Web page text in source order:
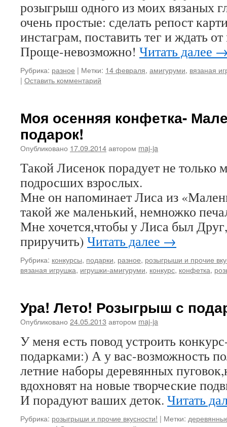
розыгрыш одного из моих вязаных
очень простые: сделать репост
инстаграм, поставить тег и ждать
Проще-невозможно! Читать далее
Рубрика: разное | Метки: 14 февраля, амигуруми, вязаная
| Оставить комментарий
Моя осенняя конфетка-
подарок!
Опубликовано 17.09.2014автором maj-ja
Такой Лисенок порадует не только
подросших взрослых.
Мне он напоминает Лиса из
такой же маленький, немножко
Мне хочется,чтобы у Лиса был
приручить) Читать далее →
Рубрика: конкурсы, подарки, разное, розыгрыши и прочие
вязаная игрушка, игрушки-амигуруми, конкурс, конфетка,
Ура! Лето! Розыгрыш с
Опубликовано 24.05.2013 автором maj-ja
У меня есть повод устроить
подарками:) А у вас-возможность
летние наборы деревянных
вдохновят на новые творческие
И порадуют ваших деток. Читать
Рубрика: розыгрыши и прочие вкусности! | Метки: